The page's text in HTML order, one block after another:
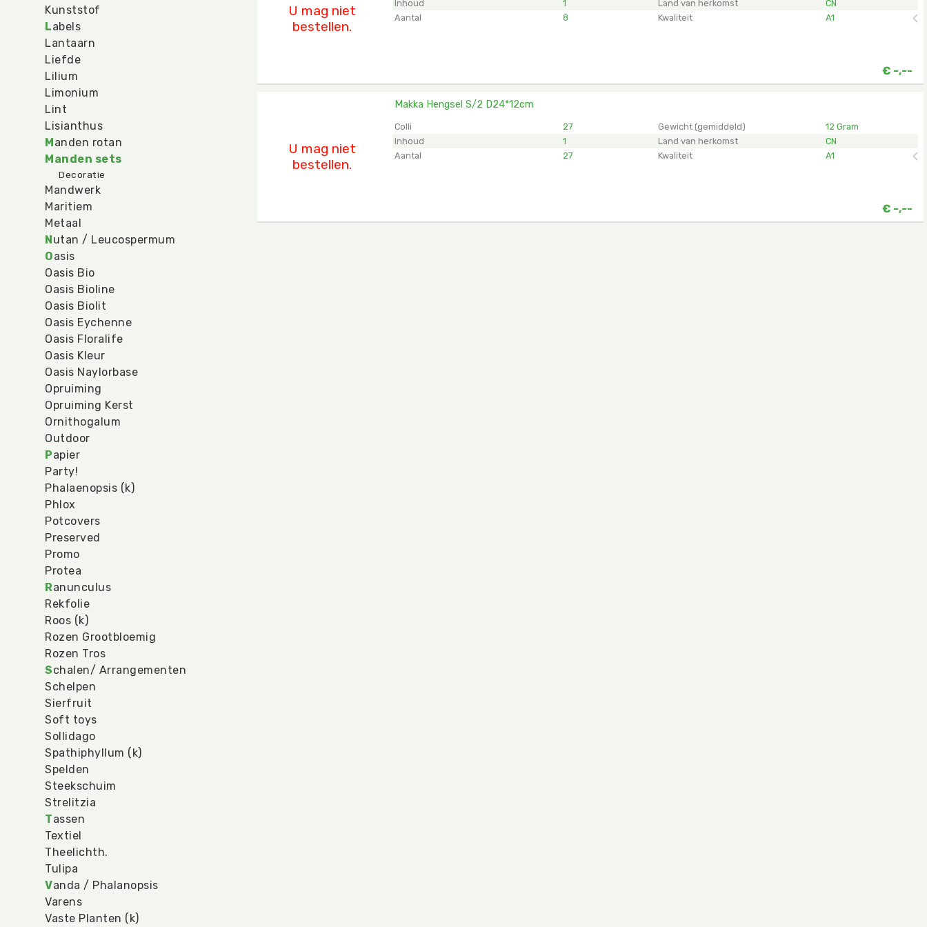
Kunststof
Labels
Lantaarn
Liefde
Lilium
Limonium
Lint
Lisianthus
Manden rotan
Manden sets
Decoratie
Mandwerk
Maritiem
Metaal
Nutan / Leucospermum
Oasis
Oasis Bio
Oasis Bioline
Oasis Biolit
Oasis Eychenne
Oasis Floralife
Oasis Kleur
Oasis Naylorbase
Opruiming
Opruiming Kerst
Ornithogalum
Outdoor
Papier
Party!
Phalaenopsis (k)
Phlox
Potcovers
Preserved
Promo
Protea
Ranunculus
Rekfolie
Roos (k)
Rozen Grootbloemig
Rozen Tros
Schalen/ Arrangementen
Schelpen
Sierfruit
Soft toys
Sollidago
Spathiphyllum (k)
Spelden
Steekschuim
Strelitzia
Tassen
Textiel
Theelichth.
Tulipa
Vanda / Phalanopsis
Varens
Vaste Planten (k)
U mag niet
bestellen.
Inhoud
1 Land van herkomst
CN
Aantal
8 Kwaliteit A1
€ -,--
U mag niet
bestellen.
Makka Hengsel S/2 D24*12cm
Colli 27 Gewicht (gemiddeld)
12 Gram
Inhoud
1 Land van herkomst
CN
Aantal
27 Kwaliteit A1
€ -,--
Makka Hengsel S/2 D24*12cm
U moet ingelogd zijn om te kunnen kopen. Klik hier om in te loggen.